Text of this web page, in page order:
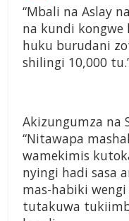
“Mbali na Aslay
na kundi kongwe
huku burudani
shilingi 10,000
Akizungumza na
“Nitawapa
wamekimis
nyingi hadi sasa
mas-habiki
tutakuwa